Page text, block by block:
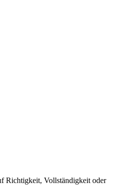
Richtigkeit, Vollständigkeit oder